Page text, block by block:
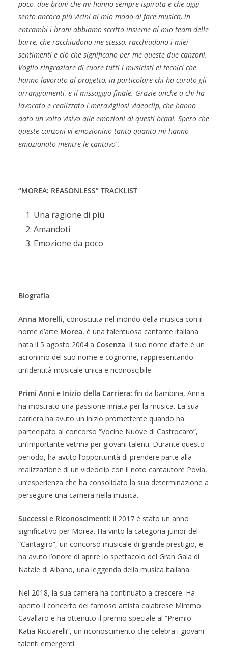
poco, due brani che mi hanno sempre ispirata e che oggi
sento ancora più vicini al mio modo di fare musica, in
entrambi i brani abbiamo scritto insieme al mio team delle
barre, che racchiudono me stessa, racchiudono i miei
sentimenti e ciò che significano per me queste due canzoni.
Voglio ringraziare di cuore tutti i musicisti ei tecnici che
hanno lavorato al progetto, in particolare chi ha curato gli
arrangiamenti, e il missaggio finale. Grazie anche a chi ha
lavorato e realizzato i meravigliosi videoclip, che hanno
dato un volto visivo alle emozioni di questi brani. Spero che
queste canzoni vi emozionino tanto quanto mi hanno
emozionato mentre le cantavo”.
“MOREA: REASONLESS” TRACKLIST:
Una ragione di più
Amandoti
Emozione da poco
Biografia
Anna Morelli, conosciuta nel mondo della musica con il
nome d’arte Morea, è una talentuosa cantante italiana
nata il 5 agosto 2004 a Cosenza. Il suo nome d’arte è un
acronimo del suo nome e cognome, rappresentando
un’identità musicale unica e riconoscibile.
Primi Anni e Inizio della Carriera: fin da bambina, Anna
ha mostrato una passione innata per la musica. La sua
carriera ha avuto un inizio promettente quando ha
partecipato al concorso “Vocine Nuove di Castrocaro”,
un’importante vetrina per giovani talenti. Durante questo
periodo, ha avuto l’opportunità di prendere parte alla
realizzazione di un videoclip con il noto cantautore Povia,
un’esperienza che ha consolidato la sua determinazione a
perseguire una carriera nella musica.
Successi e Riconoscimenti: il 2017 è stato un anno
significativo per Morea. Ha vinto la categoria junior del
“Cantagiro”, un concorso musicale di grande prestigio, e
ha avuto l’onore di aprire lo spettacolo del Gran Gala di
Natale di Albano, una leggenda della musica italiana.
Nel 2018, la sua carriera ha continuato a crescere. Ha
aperto il concerto del famoso artista calabrese Mimmo
Cavallaro e ha ottenuto il premio speciale al “Premio
Katia Ricciarelli”, un riconoscimento che celebra i giovani
talenti emergenti.